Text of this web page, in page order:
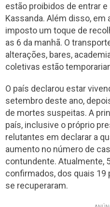
estão proibidos de entrar
Kassanda. Além disso,
imposto um toque de
as 6 da manhã. O
alterações, bares,
coletivas estão
O país declarou estar
setembro deste ano,
de mortes suspeitas. A
país, inclusive o próprio
relutantes em declarar a
aumento no número de
contundente. Atualmente,
confirmados, dos quais 19
se recuperaram.